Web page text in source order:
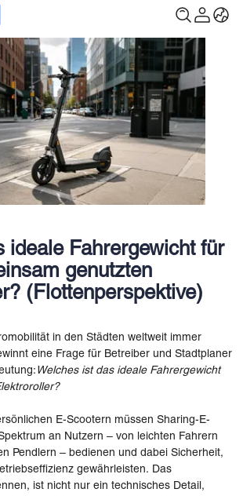
ideale Fahrergewicht für
genutzten
(Flottenperspektive)
in den Städten weltweit immer
eine Frage für Betreiber und Stadtplaner
Welches ist das ideale Fahrergewicht
E-Scootern müssen Sharing-E-
an Nutzern – von leichten Fahrern
Pendlern – bedienen und dabei Sicherheit,
gewährleisten. Das
ist nicht nur ein technisches Detail,